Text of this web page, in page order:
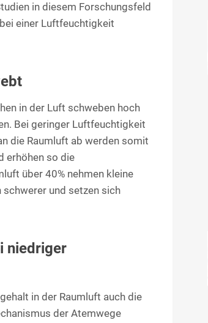
in diesem Forschungsfeld
einer Luftfeuchtigkeit
in der Luft schweben hoch
Bei geringer Luftfeuchtigkeit
die Raumluft ab werden somit
erhöhen so die
über 40% nehmen kleine
und setzen sich
niedriger
in der Raumluft auch die
der Atemwege